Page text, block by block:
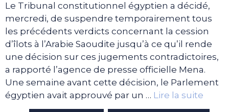
Le Tribunal constitutionnel égyptien a décidé,
mercredi, de suspendre temporairement tous
les précédents verdicts concernant la cession
d’îlots à l’Arabie Saoudite jusqu’à ce qu’il rende
une décision sur ces jugements contradictoires,
a rapporté l’agence de presse officielle Mena.
Une semaine avant cette décision, le Parlement
égyptien avait approuvé par un … Lire la suite